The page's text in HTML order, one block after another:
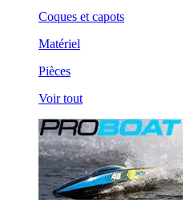
Coques et capots
Matériel
Pièces
Voir tout